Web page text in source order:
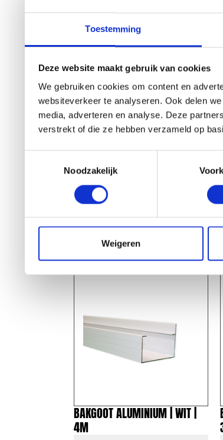
Toestemming
Deze website maakt gebruik van cookies
We gebruiken cookies om content en
websiteverkeer te analyseren. Ook delen
media, adverteren en analyse. Deze
verstrekt of die ze hebben verzameld op
Noodzakelijk
Weigeren
KLIKLIJST PVC | 5M
1-4 dagen levertijd
KLIKLIJST PVC | 2,5M
BAKGOOT ALUMINIUM | WIT |
4M